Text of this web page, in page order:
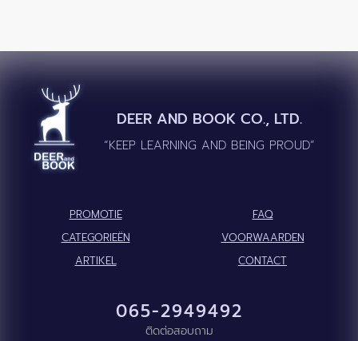
DEER AND BOOK CO., LTD.
“KEEP LEARNING AND BEING PROUD”
PROMOTIE
FAQ
CATEGORIEËN
VOORWAARDEN
ARTIKEL
CONTACT
065-2949492
ติดต่อสอบถาม